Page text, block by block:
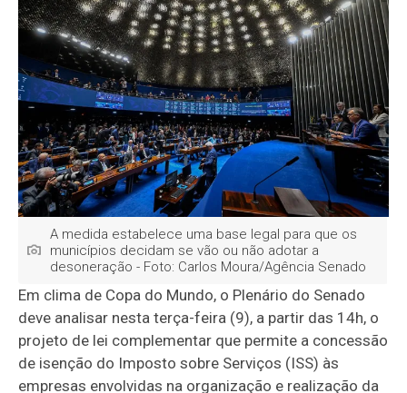
A medida estabelece uma base legal para que os
municípios decidam se vão ou não adotar a
desoneração - Foto: Carlos Moura/Agência Senado
Em clima de Copa do Mundo, o Plenário do Senado
deve analisar nesta terça-feira (9), a partir das 14h, o
projeto de lei complementar que permite a concessão
de isenção do Imposto sobre Serviços (ISS) às
empresas envolvidas na organização e realização da